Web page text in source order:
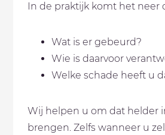
In de praktijk komt het neer
Wat is er gebeurd?
Wie is daarvoor
Welke schade heeft u
Wij helpen u om dat helder
brengen. Zelfs wanneer u